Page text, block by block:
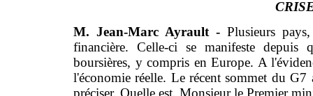
M. Jean-Marc Ayrault - Plusieurs
financière. Celle-ci se manifeste depuis
boursières, y compris en Europe. A
l'économie réelle. Le récent sommet du G7
préciser. Quelle est, Monsieur le Premier